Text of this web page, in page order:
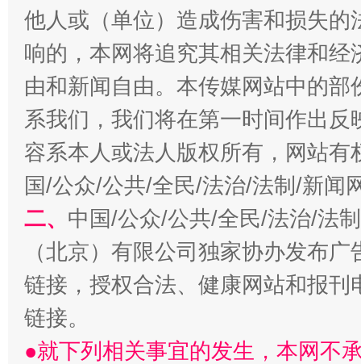
“刷贴”乱象丛生
生
揭批美国五大"原罪" "
他人或（单位）造成伤害和损失
响的，本网将追究其相关法律和
由和新闻自由。本传媒网站中的
系我们，我们将在第一时间作出
容系本人或法人版权所有，网站
国/公众/公共/全民/法治/法制/新闻
二、 中国/公众/公共/全民/法治/法
（北京）有限公司独家协办发布
链接，授权合法、健康网站和报
链接。
●就下列相关事宜的发生，本网不